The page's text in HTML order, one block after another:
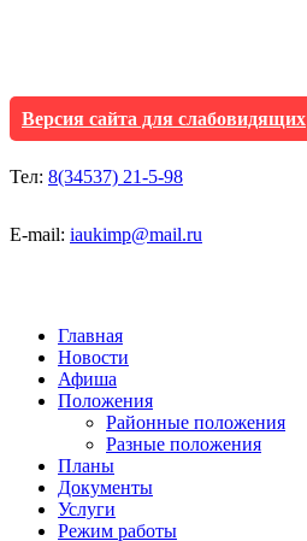
Версия сайта для слабовидящих
Тел: 8(34537) 21-5-98
E-mail: iaukimp@mail.ru
Главная
Новости
Афиша
Положения
Районные положения
Разные положения
Планы
Документы
Услуги
Режим работы